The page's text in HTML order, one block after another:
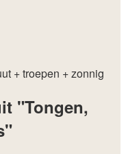
+ troepen + zonnig
"Tongen,